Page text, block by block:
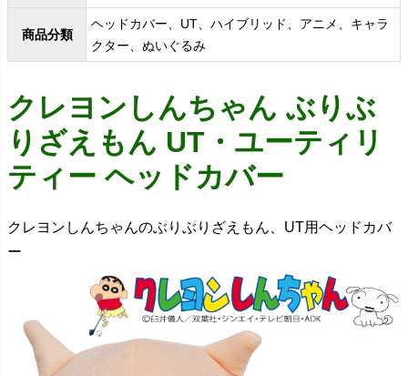
商品分類
ヘッドカバー、UT、ハイブリッド、アニメ、キャラ
クター、ぬいぐるみ
クレヨンしんちゃん ぶりぶ
りざえもん UT・ユーティリ
ティー ヘッドカバー
クレヨンしんちゃんのぶりぶりざえもん、UT用ヘッドカバ
ー